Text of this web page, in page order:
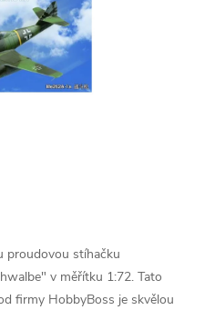
proudovou stíhačku
v měřítku 1:72. Tato
firmy HobbyBoss je skvělou